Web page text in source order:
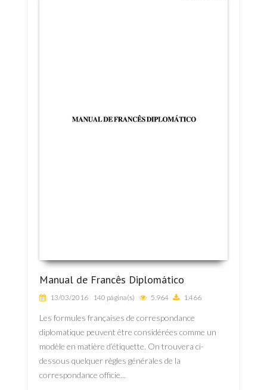
Manual de Francês Diplomático
13/03/2016 140 página(s) 5.964 1.466
Les formules françaises de correspondance
diplomatique peuvent être considérées comme un
modèle en matière d’étiquette. On trouvera ci-
dessous quelquer règles générales de la
correspondance officie...